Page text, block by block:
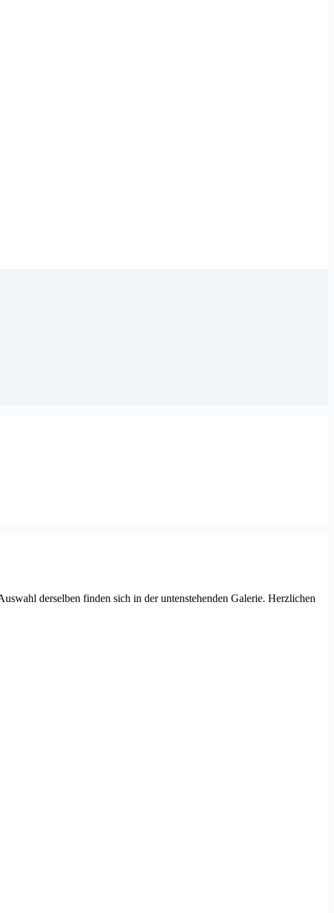
derselben finden sich in der untenstehenden Galerie. Herzlichen